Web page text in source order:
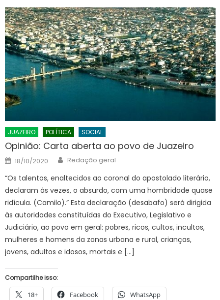
JUAZEIRO POLÍTICA SOCIAL
Opinião: Carta aberta ao povo de Juazeiro
Posted
on
18/10/2020 Author
Redação geral
“Os talentos, enaltecidos ao coronal do apostolado literário,
declaram às vezes, o absurdo, com uma hombridade quase
ridícula. (Camilo).” Esta declaração (desabafo) será dirigida
às autoridades constituídas do Executivo, Legislativo e
Judiciário, ao povo em geral: pobres, ricos, cultos, incultos,
mulheres e homens da zonas urbana e rural, crianças,
jovens, adultos e idosos, mortais e […]
Compartilhe isso:
18+ Facebook WhatsApp